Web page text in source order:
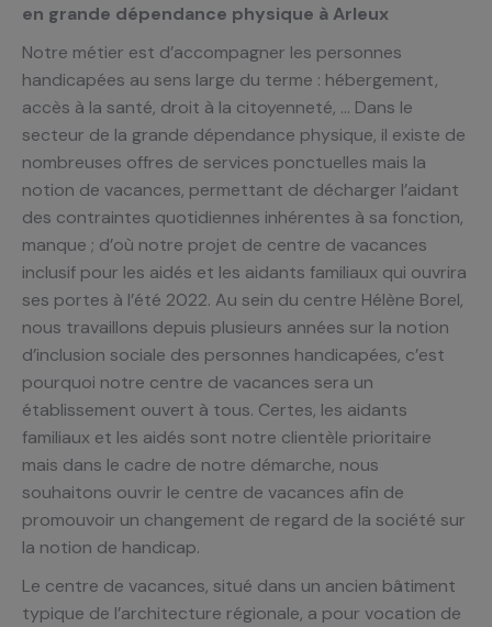
en grande dépendance physique à Arleux
Notre métier est d’accompagner les personnes
handicapées au sens large du terme : hébergement,
accès à la santé, droit à la citoyenneté, … Dans le
secteur de la grande dépendance physique, il existe de
nombreuses offres de services ponctuelles mais la
notion de vacances, permettant de décharger l’aidant
des contraintes quotidiennes inhérentes à sa fonction,
manque ; d’où notre projet de centre de vacances
inclusif pour les aidés et les aidants familiaux qui ouvrira
ses portes à l’été 2022. Au sein du centre Hélène Borel,
nous travaillons depuis plusieurs années sur la notion
d’inclusion sociale des personnes handicapées, c’est
pourquoi notre centre de vacances sera un
établissement ouvert à tous. Certes, les aidants
familiaux et les aidés sont notre clientèle prioritaire
mais dans le cadre de notre démarche, nous
souhaitons ouvrir le centre de vacances afin de
promouvoir un changement de regard de la société sur
la notion de handicap.
Le centre de vacances, situé dans un ancien bâtiment
typique de l’architecture régionale, a pour vocation de